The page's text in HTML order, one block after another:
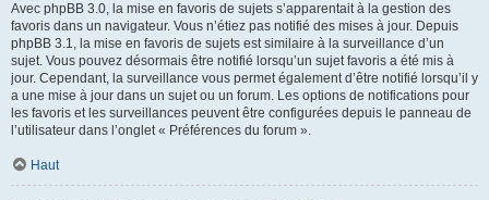
Avec phpBB 3.0, la mise en favoris de sujets s’apparentait à la gestion des
favoris dans un navigateur. Vous n’étiez pas notifié des mises à jour. Depuis
phpBB 3.1, la mise en favoris de sujets est similaire à la surveillance d’un
sujet. Vous pouvez désormais être notifié lorsqu’un sujet favoris a été mis à
jour. Cependant, la surveillance vous permet également d’être notifié lorsqu’il y
a une mise à jour dans un sujet ou un forum. Les options de notifications pour
les favoris et les surveillances peuvent être configurées depuis le panneau de
l’utilisateur dans l’onglet « Préférences du forum ».
Haut